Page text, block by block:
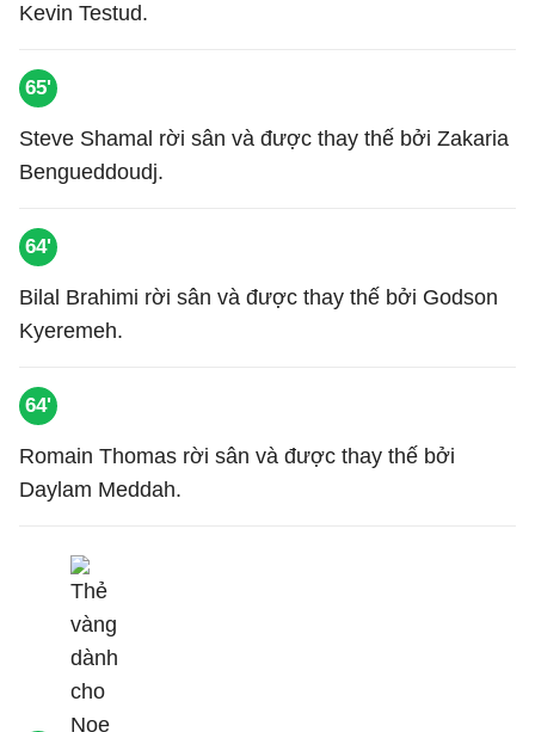
Kevin Testud.
65'
Steve Shamal rời sân và được thay thế bởi Zakaria
Bengueddoudj.
64'
Bilal Brahimi rời sân và được thay thế bởi Godson
Kyeremeh.
64'
Romain Thomas rời sân và được thay thế bởi
Daylam Meddah.